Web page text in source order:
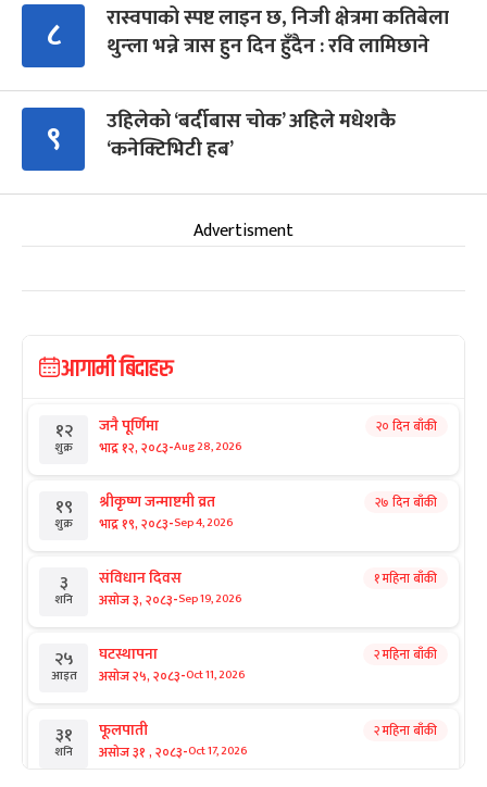
८
रास्वपाको स्पष्ट लाइन छ, निजी क्षेत्रमा कतिबेला
थुन्ला भन्ने त्रास हुन दिन हुँदैन : रवि लामिछाने
९
उहिलेको ‘बर्दीबास चोक’ अहिले मधेशकै
‘कनेक्टिभिटी हब’
Advertisment
आगामी बिदाहरु
१२
शुक्र
जनै पूर्णिमा
भाद्र १२, २०८३-Aug 28, 2026
२० दिन बाँकी
१९
शुक्र
श्रीकृष्ण जन्माष्टमी व्रत
भाद्र १९, २०८३-Sep 4, 2026
२७ दिन बाँकी
३
शनि
संविधान दिवस
असोज ३, २०८३-Sep 19, 2026
१ महिना बाँकी
२५
आइत
घटस्थापना
असोज २५, २०८३-Oct 11, 2026
२ महिना बाँकी
३१
शनि
फूलपाती
असोज ३१ , २०८३-Oct 17, 2026
२ महिना बाँकी